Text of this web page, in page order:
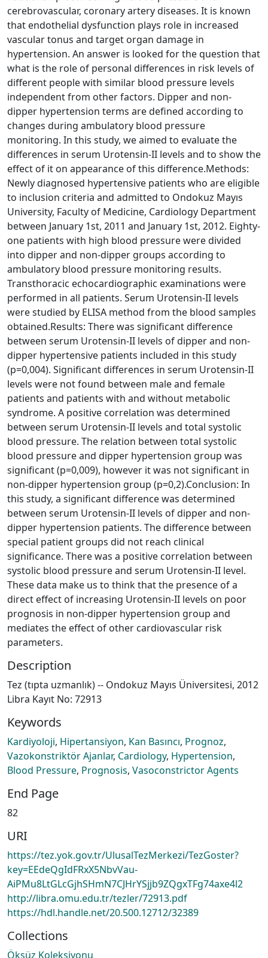
cerebrovascular, coronary artery diseases. It is known
that endothelial dysfunction plays role in increased
vascular tonus and target organ damage in
hypertension. An answer is looked for the question that
what is the role of personal differences in risk levels of
different people with similar blood pressure levels
independent from other factors. Dipper and non-
dipper hypertension terms are defined according to
changes during ambulatory blood pressure
monitoring. In this study, we aimed to evaluate the
differences in serum Urotensin-II levels and to show the
effect of it on appearance of this difference.Methods:
Newly diagnosed hypertensive patients who are eligible
to inclusion criteria and admitted to Ondokuz Mayıs
University, Faculty of Medicine, Cardiology Department
between January 1st, 2011 and January 1st, 2012. Eighty-
one patients with high blood pressure were divided
into dipper and non-dipper groups according to
ambulatory blood pressure monitoring results.
Transthoracic echocardiographic examinations were
performed in all patients. Serum Urotensin-II levels
were studied by ELISA method from the blood samples
obtained.Results: There was significant difference
between serum Urotensin-II levels of dipper and non-
dipper hypertensive patients included in this study
(p=0,004). Significant differences in serum Urotensin-II
levels were not found between male and female
patients and patients with and without metabolic
syndrome. A positive correlation was determined
between serum Urotensin-II levels and total systolic
blood pressure. The relation between total systolic
blood pressure and dipper hypertension group was
significant (p=0,009), however it was not significant in
non-dipper hypertension group (p=0,2).Conclusion: In
this study, a significant difference was determined
between serum Urotensin-II levels of dipper and non-
dipper hypertension patients. The difference between
special patient groups did not reach clinical
significance. There was a positive correlation between
systolic blood pressure and serum Urotensin-II level.
These data make us to think that the presence of a
direct effect of increasing Urotensin-II levels on poor
prognosis in non-dipper hypertension group and
mediates the effect of other cardiovascular risk
parameters.
Description
Tez (tıpta uzmanlık) -- Ondokuz Mayıs Üniversitesi, 2012
Libra Kayıt No: 72913
Keywords
Kardiyoloji, Hipertansiyon, Kan Basıncı, Prognoz,
Vazokonstriktör Ajanlar, Cardiology, Hypertension,
Blood Pressure, Prognosis, Vasoconstrictor Agents
End Page
82
URI
https://tez.yok.gov.tr/UlusalTezMerkezi/TezGoster?
key=EEdeQgIdFRxX5NbvVau-
AiPMu8LtGLcGjhSHmN7CJHrYSjjb9ZQgxTFg74axe4l2
http://libra.omu.edu.tr/tezler/72913.pdf
https://hdl.handle.net/20.500.12712/32389
Collections
Öksüz Koleksiyonu